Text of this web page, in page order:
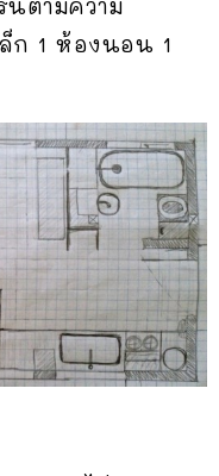
ตามความ
ก 1 ห้องนอน 1